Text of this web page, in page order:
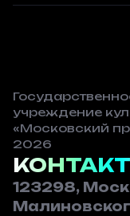
учреждение
«Московский
2026
123298,